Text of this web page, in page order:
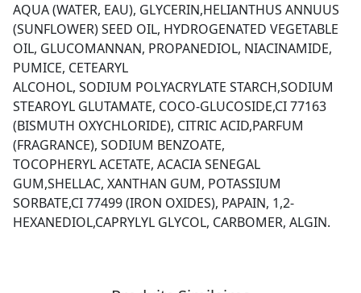
AQUA (WATER, EAU), GLYCERIN,HELIANTHUS ANNUUS
(SUNFLOWER) SEED OIL, HYDROGENATED VEGETABLE
OIL, GLUCOMANNAN, PROPANEDIOL, NIACINAMIDE,
PUMICE, CETEARYL
ALCOHOL, SODIUM POLYACRYLATE STARCH,SODIUM
STEAROYL GLUTAMATE, COCO-GLUCOSIDE,CI 77163
(BISMUTH OXYCHLORIDE), CITRIC ACID,PARFUM
(FRAGRANCE), SODIUM BENZOATE,
TOCOPHERYL ACETATE, ACACIA SENEGAL
GUM,SHELLAC, XANTHAN GUM, POTASSIUM
SORBATE,CI 77499 (IRON OXIDES), PAPAIN, 1,2-
HEXANEDIOL,CAPRYLYL GLYCOL, CARBOMER, ALGIN.